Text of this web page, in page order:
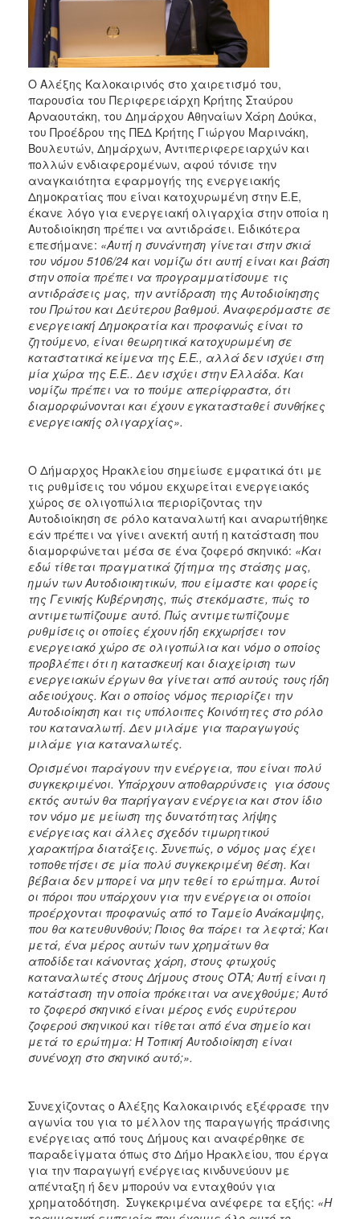
ΤΟΠΟΣ
ΠΟΛΙΤΙΣΜΟΣ
ΑΝΘΕΚΤΙΚΗ
ΠΟΛΗ
Ο Αλέξης Καλοκαιρινός στο χαιρετισμό του,
παρουσία του Περιφερειάρχη Κρήτης Σταύρου
Αρναουτάκη, του Δημάρχου Αθηναίων Χάρη Δούκα,
του Προέδρου της ΠΕΔ Κρήτης Γιώργου Μαρινάκη,
Βουλευτών, Δημάρχων, Αντιπεριφερειαρχών και
πολλών ενδιαφερομένων, αφού τόνισε την
αναγκαιότητα εφαρμογής της ενεργειακής
Δημοκρατίας που είναι κατοχυρωμένη στην Ε.Ε,
έκανε λόγο για ενεργειακή ολιγαρχία στην οποία η
Αυτοδιοίκηση πρέπει να αντιδράσει. Ειδικότερα
επεσήμανε: «Αυτή η συνάντηση γίνεται στην σκιά
του νόμου 5106/24 και νομίζω ότι αυτή είναι και βάση
στην οποία πρέπει να προγραμματίσουμε τις
αντιδράσεις μας, την αντίδραση της Αυτοδιοίκησης
του Πρώτου και Δεύτερου βαθμού. Αναφερόμαστε σε
ενεργειακή Δημοκρατία και προφανώς είναι το
ζητούμενο, είναι θεωρητικά κατοχυρωμένη σε
καταστατικά κείμενα της Ε.Ε., αλλά δεν ισχύει στη
μία χώρα της Ε.Ε.. Δεν ισχύει στην Ελλάδα. Και
νομίζω πρέπει να το πούμε απερίφραστα, ότι
διαμορφώνονται και έχουν εγκατασταθεί συνθήκες
ενεργειακής ολιγαρχίας».
Ο Δήμαρχος Ηρακλείου σημείωσε εμφατικά ότι με
τις ρυθμίσεις του νόμου εκχωρείται ενεργειακός
χώρος σε ολιγοπώλια περιορίζοντας την
Αυτοδιοίκηση σε ρόλο καταναλωτή και αναρωτήθηκε
εάν πρέπει να γίνει ανεκτή αυτή η κατάσταση που
διαμορφώνεται μέσα σε ένα ζοφερό σκηνικό: «Και
εδώ τίθεται πραγματικά ζήτημα της στάσης μας,
ημών των Αυτοδιοικητικών, που είμαστε και φορείς
της Γενικής Κυβέρνησης, πώς στεκόμαστε, πώς το
αντιμετωπίζουμε αυτό. Πώς αντιμετωπίζουμε
ρυθμίσεις οι οποίες έχουν ήδη εκχωρήσει τον
ενεργειακό χώρο σε ολιγοπώλια και νόμο ο οποίος
προβλέπει ότι η κατασκευή και διαχείριση των
ενεργειακών έργων θα γίνεται από αυτούς τους ήδη
αδειούχους. Και ο οποίος νόμος περιορίζει την
Αυτοδιοίκηση και τις υπόλοιπες Κοινότητες στο ρόλο
του καταναλωτή. Δεν μιλάμε για παραγωγούς
μιλάμε για καταναλωτές.
Ορισμένοι παράγουν την ενέργεια, που είναι πολύ
συγκεκριμένοι. Υπάρχουν αποθαρρύνσεις για όσους
εκτός αυτών θα παρήγαγαν ενέργεια και στον ίδιο
τον νόμο με μείωση της δυνατότητας λήψης
ενέργειας και άλλες σχεδόν τιμωρητικού
χαρακτήρα διατάξεις. Συνεπώς, ο νόμος μας έχει
τοποθετήσει σε μία πολύ συγκεκριμένη θέση. Και
βέβαια δεν μπορεί να μην τεθεί το ερώτημα. Αυτοί
οι πόροι που υπάρχουν για την ενέργεια οι οποίοι
προέρχονται προφανώς από το Ταμείο Ανάκαμψης,
που θα κατευθυνθούν; Ποιος θα πάρει τα λεφτά; Και
μετά, ένα μέρος αυτών των χρημάτων θα
αποδίδεται κάνοντας χάρη, στους φτωχούς
καταναλωτές στους Δήμους στους ΟΤΑ; Αυτή είναι η
κατάσταση την οποία πρόκειται να ανεχθούμε; Αυτό
το ζοφερό σκηνικό είναι μέρος ενός ευρύτερου
ζοφερού σκηνικού και τίθεται από ένα σημείο και
μετά το ερώτημα: Η Τοπική Αυτοδιοίκηση είναι
συνένοχη στο σκηνικό αυτό;».
Συνεχίζοντας ο Αλέξης Καλοκαιρινός εξέφρασε την
αγωνία του για το μέλλον της παραγωγής πράσινης
ενέργειας από τους Δήμους και αναφέρθηκε σε
παραδείγματα όπως στο Δήμο Ηρακλείου, που έργα
για την παραγωγή ενέργειας κινδυνεύουν με
απένταξη ή δεν μπορούν να ενταχθούν για
χρηματοδότηση. Συγκεκριμένα ανέφερε τα εξής: «Η